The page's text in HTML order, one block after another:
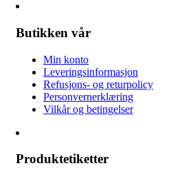
Butikken vår
Min konto
Leveringsinformasjon
Refusjons- og returpolicy
Personvernerklæring
Vilkår og betingelser
Produktetiketter